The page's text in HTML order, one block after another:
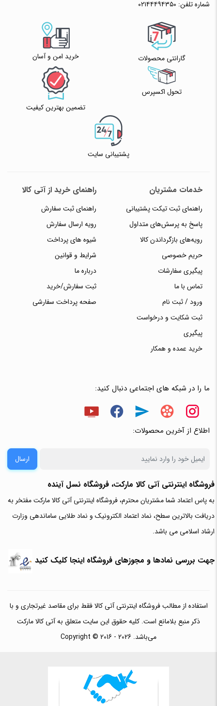
✧ چت با پشتیبان واتس آپ
شماره تلفن: ۰۲۱۴۴۴۹۴۳۵۰
گارانتی محصولات خرید امن و آسان
تحول اکسپرس
تضمین بهترین کیفیت
پشتیبانی سایت
خدمات مشتریان
راهنمای ثبت تیکت پشتیبانی
پاسخ به پرسش‌های متداول
رویه‌های بازگرداندن کالا
حریم خصوصی
پیگیری سفارشات
تماس با ما
ورود / ثبت نام
ثبت شکایت و درخواست
پیگیری
خرید عمده و همکار
راهنمای خرید از آتی کالا
راهنمای ثبت سفارش
رویه ارسال سفارش
شیوه های پرداخت
شرایط و قوانین
درباره ما
ثبت سفارش/خرید
صفحه پرداخت سفارشی
ما را در شبکه های اجتماعی دنبال کنید:
اطلاع از آخرین محصولات:
ارسال
فروشگاه اینترنتی آتی‌ کالا مارکت، فروشگاه نسل آینده
به پاس اعتماد شما مشتریان محترم، فروشگاه اینترنتی آتی کالا مارکت مفتخر به
دریافت بالاترین سطح، نماد اعتماد الکترونیک و نماد طلایی ساماندهی وزارت
ارشاد اسلامی می باشد.
جهت بررسی نمادها و مجوزهای فروشگاه اینجا کلیک کنید
استفاده از مطالب فروشگاه اینترنتی آتی کالا فقط برای مقاصد غیرتجاری و با
ذکر منبع بلامانع است. کلیه حقوق این سایت متعلق به آتی کالا مارکت
می‌باشد. Copyright © 2016 - 2026